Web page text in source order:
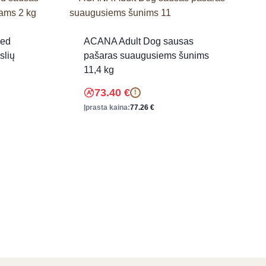
ACANA Adult Dog sausas
pašaras suaugusiems šunims
11,4 kg
73.40 € !
Įprasta kaina:77.26 €